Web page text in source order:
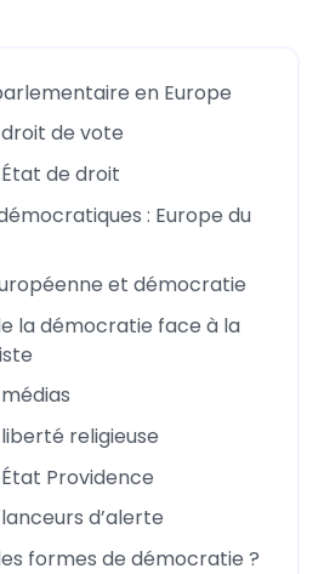
en Europe
de vote
de droit
: Europe du
et démocratie
la démocratie face à la
religieuse
Providence
d’alerte
formes de démocratie ?